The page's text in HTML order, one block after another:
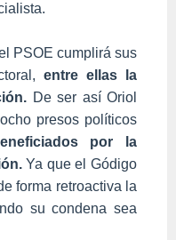
PSOE cumplirá sus
entre ellas la
De ser así Oriol
presos políticos
por la
Ya que el Gódigo
forma retroactiva la
su condena sea